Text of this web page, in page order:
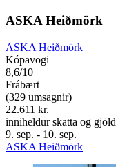
ASKA Heiðmörk
ASKA Heiðmörk
Kópavogi
8,6/10
Frábært
(329 umsagnir)
22.611 kr.
inniheldur skatta og gjöld
9. sep. - 10. sep.
ASKA Heiðmörk